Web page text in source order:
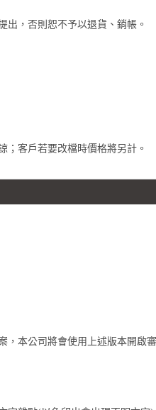
出，否則恕不予以退貨、銷帳。
；客戶若要改檔時價格將另計。
本公司將會使用上述版本開啟